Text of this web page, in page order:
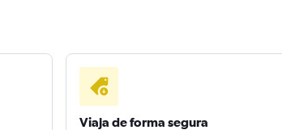
Viaja de forma segura